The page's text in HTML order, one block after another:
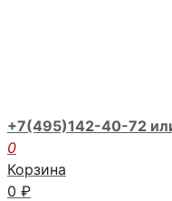
+7(495)142-40-72
0
Корзина
0 ₽